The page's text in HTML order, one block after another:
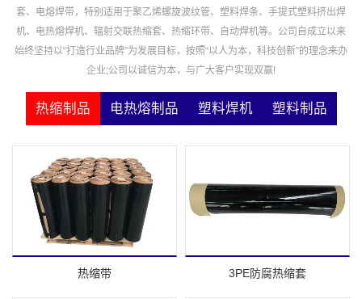
套、电熔焊带，特别适用于聚乙烯螺旋波纹管、塑料焊条、手提式塑料挤出焊
机、电热熔焊机、辐射交联热缩套、热缩环带、自动焊机等。公司自成立以来
始终坚持以“打造行业品牌”为发展目标，按照“以人为本，科技创新”的理念来办
企业;公司以诚信为本，与广大客户实现双赢!
热缩制品 电热熔制品 塑料焊机 塑料制品
热缩带 3PE防腐热缩套